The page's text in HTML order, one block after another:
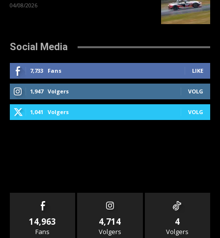
04/08/2026
Social Media
7,733 Fans LIKE
1,947 Volgers VOLG
1,041 Volgers VOLG
14,963
Fans
4,714
Volgers
4
Volgers